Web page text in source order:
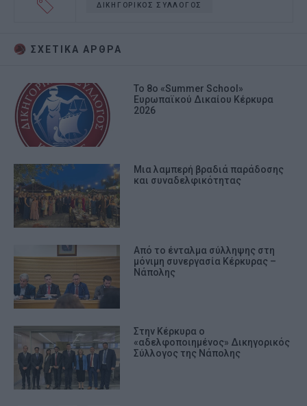
ΔΙΚΗΓΟΡΙΚΟΣ ΣΥΛΛΟΓΟΣ
ΣΧΕΤΙΚA AΡΘΡΑ
Το 8ο «Summer School»
Ευρωπαϊκού Δικαίου Κέρκυρα
2026
Μια λαμπερή βραδιά παράδοσης
και συναδελφικότητας
Από το ένταλμα σύλληψης στη
μόνιμη συνεργασία Κέρκυρας –
Νάπολης
Στην Κέρκυρα ο
«αδελφοποιημένος» Δικηγορικός
Σύλλογος της Νάπολης